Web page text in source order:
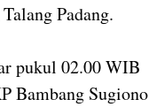
Padang.
pukul 02.00 WIB
Bambang Sugiono